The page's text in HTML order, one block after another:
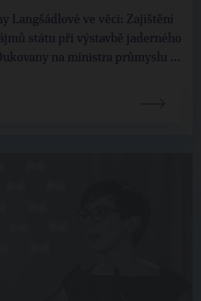
Langšádlové ve věci: Zajištění
státu při výstavbě jaderného
na ministra průmyslu ...